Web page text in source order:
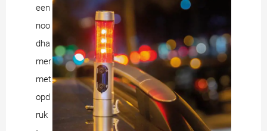
een
noo
dha
mer
met
opd
ruk